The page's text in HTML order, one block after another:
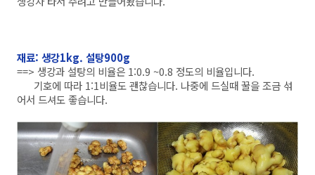
재료: 생강1kg. 설탕900g
==> 생강과 설탕의 비율은 1:0.9 ~0.8 정도의 비율입니다.
기호에 따라 1:1비율도 괜찮습니다. 나중에 드실때 꿀을 조금 섞
어서 드셔도 좋습니다.